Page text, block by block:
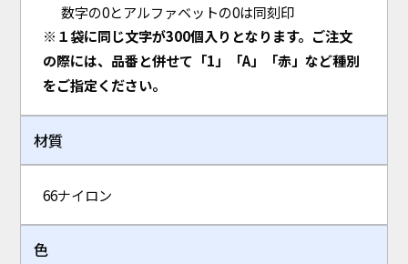
数字の0とアルファベットの0は同刻印
※１袋に同じ文字が300個入りとなります。ご注文
の際には、品番と併せて「1」「A」「赤」など種別
をご指定ください。
材質
66ナイロン
色